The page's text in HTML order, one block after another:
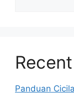
Panduan